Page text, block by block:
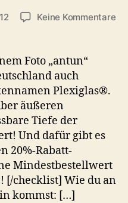
Keine Kommentarezu
Foto „antun“
auch
Plexiglas®.
äußeren
Tiefe der
Und dafür gibt es
20%-Rabatt-
Mindestbestellwert
[/checklist] Wie du an
kommst: […]